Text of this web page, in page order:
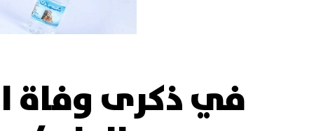
في ذكرى وفاة